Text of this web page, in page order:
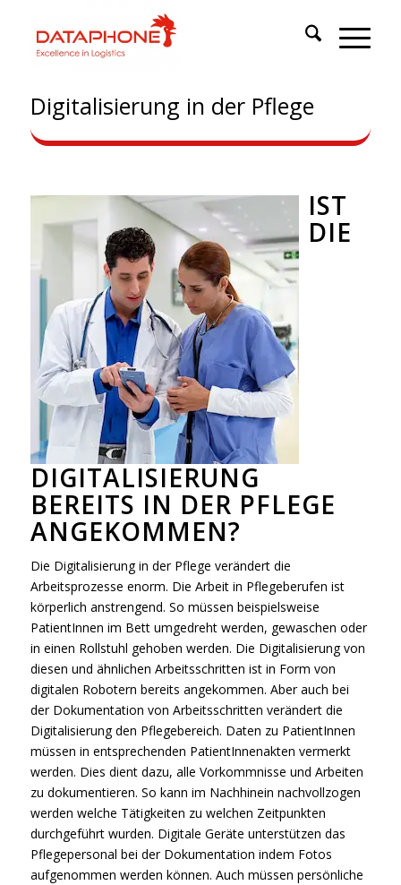
Digitalisierung in der Pflege
IST
DIE
DIGITALISIERUNG
BEREITS IN DER PFLEGE
ANGEKOMMEN?
Die Digitalisierung in der Pflege verändert die
Arbeitsprozesse enorm. Die Arbeit in Pflegeberufen ist
körperlich anstrengend. So müssen beispielsweise
PatientInnen im Bett umgedreht werden, gewaschen oder
in einen Rollstuhl gehoben werden. Die Digitalisierung von
diesen und ähnlichen Arbeitsschritten ist in Form von
digitalen Robotern bereits angekommen. Aber auch bei
der Dokumentation von Arbeitsschritten verändert die
Digitalisierung den Pflegebereich. Daten zu PatientInnen
müssen in entsprechenden PatientInnenakten vermerkt
werden. Dies dient dazu, alle Vorkommnisse und Arbeiten
zu dokumentieren. So kann im Nachhinein nachvollzogen
werden welche Tätigkeiten zu welchen Zeitpunkten
durchgeführt wurden. Digitale Geräte unterstützen das
Pflegepersonal bei der Dokumentation indem Fotos
aufgenommen werden können. Auch müssen persönliche